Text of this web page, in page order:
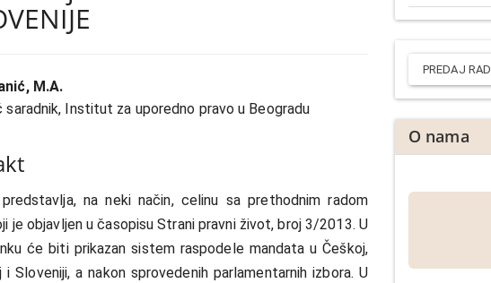
M.A.
saradnik, Institut za uporedno pravo u Beogradu
na neki način, celinu sa prethodnim radom
je objavlјen u časopisu Strani pravni život, broj 3/2013. U
će biti prikazan sistem raspodele mandata u Češkoj,
i Sloveniji, a nakon sprovedenih parlamentarnih izbora. U
Predaj
radPREDAJ RAD
O nama